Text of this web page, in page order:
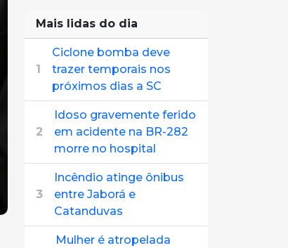
Mais lidas do dia
1
Ciclone bomba deve
trazer temporais nos
próximos dias a SC
2
Idoso gravemente ferido
em acidente na BR-282
morre no hospital
3
Incêndio atinge ônibus
entre Jaborá e
Catanduvas
Mulher é atropelada